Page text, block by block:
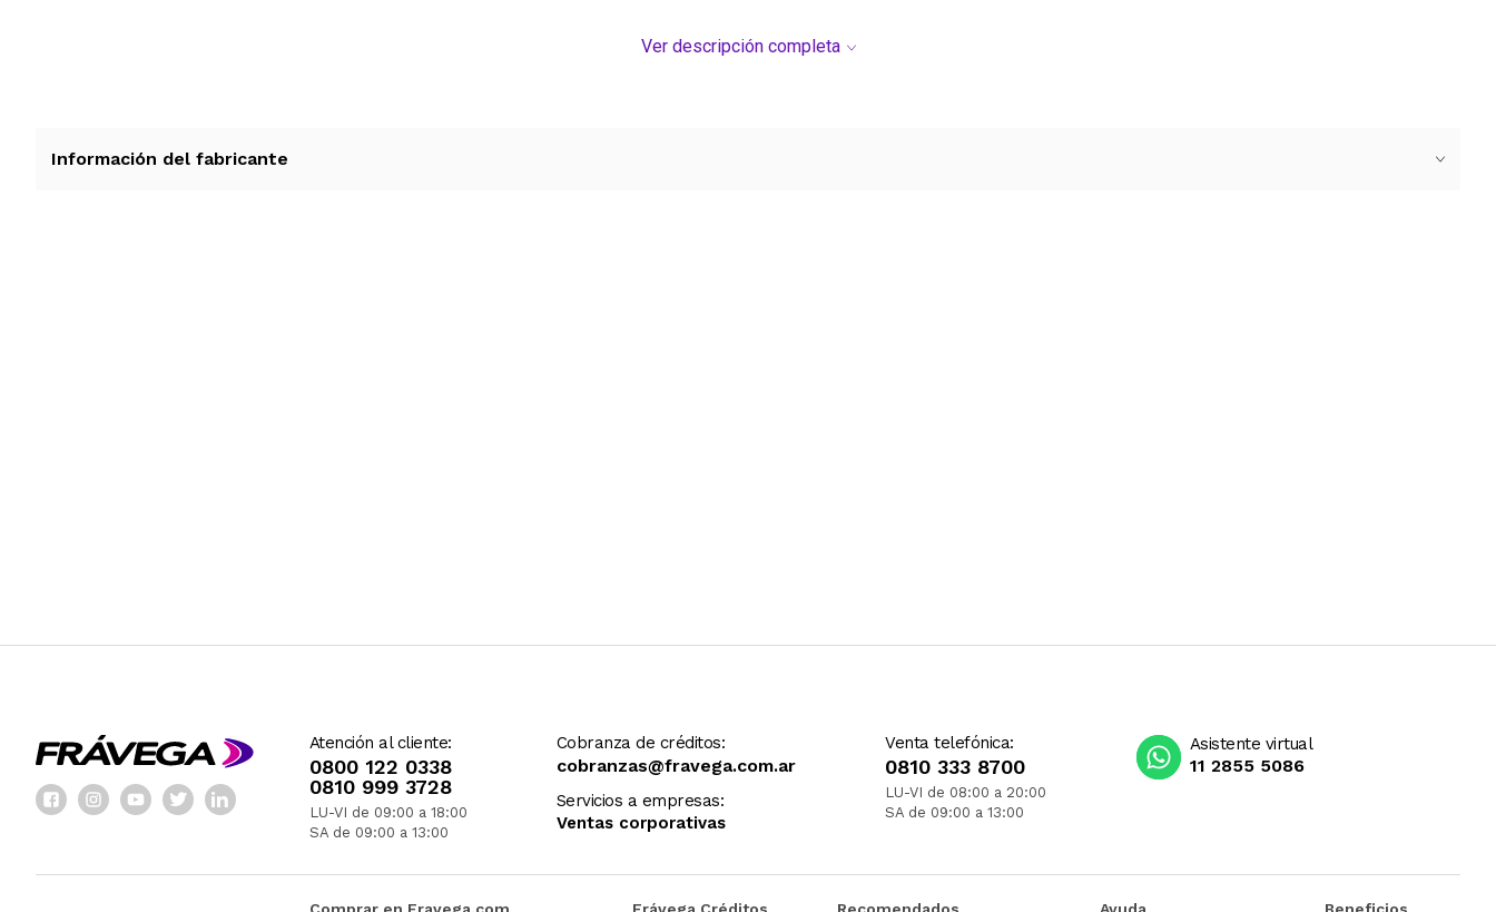
Ver descripción completa
Información del fabricante
Atención al cliente:
0800 122 0338
0810 999 3728
LU-VI de 09:00 a 18:00
SA de 09:00 a 13:00
Cobranza de créditos:
cobranzas@fravega.com.ar
Servicios a empresas:
Ventas corporativas
Venta telefónica:
0810 333 8700
LU-VI de 08:00 a 20:00
SA de 09:00 a 13:00
Asistente virtual
11 2855 5086